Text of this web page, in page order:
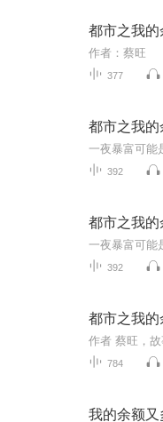
都市之我的
377
都市之我的
392
都市之我的
392
都市之我的
784
我的余额又